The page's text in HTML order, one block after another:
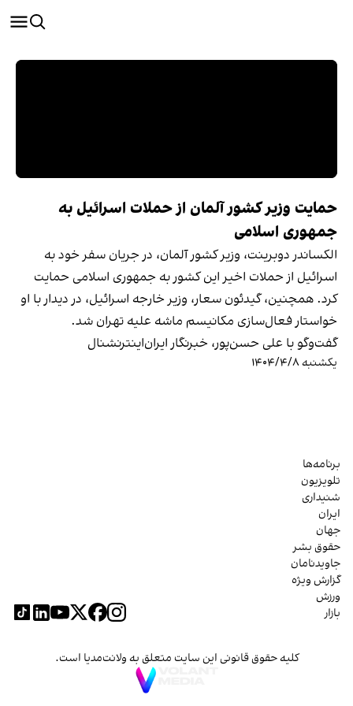
حمایت وزیر کشور آلمان از حملات اسرائیل به
جمهوری اسلامی
الکساندر دوبرینت، وزیر کشور آلمان، در جریان سفر خود به
اسرائیل از حملات اخیر این کشور به جمهوری اسلامی حمایت
کرد. همچنین، گیدئون سعار، وزیر خارجه اسرائیل، در دیدار با او
خواستار فعال‌سازی مکانیسم ماشه علیه تهران شد.
گفت‌وگو با علی حسن‌پور، خبرنگار ایران‌اینترنشنال
یکشنبه ۱۴۰۴/۴/۸
برنامه‌ها
تلویزیون
شنیداری
ایران
جهان
حقوق بشر
جاویدنامان
گزارش ویژه
ورزش
بازار
کلیه حقوق قانونی این سایت متعلق به ولانت‌مدیا است.